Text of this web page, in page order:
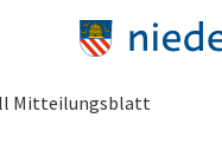
Mitteilungsblatt